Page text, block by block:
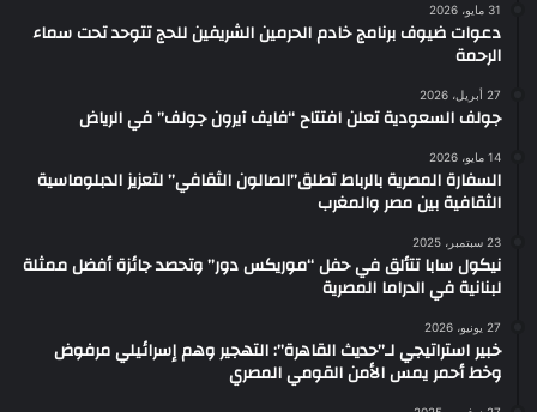
31 مايو، 2026
دعوات ضيوف برنامج خادم الحرمين الشريفين للحج تتوحد تحت سماء
الرحمة
27 أبريل، 2026
جولف السعودية تعلن افتتاح “فايف آيرون جولف” في الرياض
14 مايو، 2026
السفارة المصرية بالرباط تطلق”الصالون الثقافي” لتعزيز الدبلوماسية
الثقافية بين مصر والمغرب
23 سبتمبر، 2025
نيكول سابا تتألق في حفل “موريكس دور” وتحصد جائزة أفضل ممثلة
لبنانية في الدراما المصرية
27 يونيو، 2026
خبير استراتيجي لـ”حديث القاهرة”: التهجير وهم إسرائيلي مرفوض
وخط أحمر يمس الأمن القومي المصري